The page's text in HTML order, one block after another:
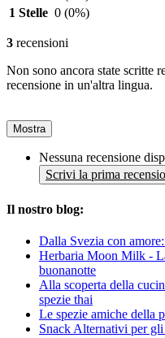
1 Stelle 0 (0%)
3 recensioni
Non sono ancora state scritte
recensione in un'altra lingua.
Mostra
Nessuna recensione
Scrivi la prima
Il nostro blog:
Dalla Svezia con
Herbaria Moon Milk -
buonanotte
Alla scoperta della
spezie thai
Le spezie amiche della
Snack Alternativi per